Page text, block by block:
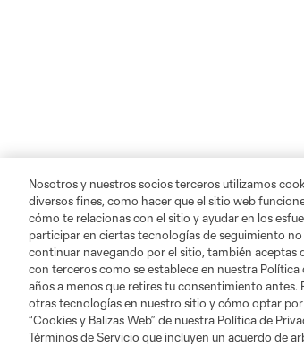
Nosotros y nuestros socios terceros utilizamos
diversos fines, como hacer que el sitio web
cómo te relacionas con el sitio y ayudar en los
participar en ciertas tecnologías de seguimiento
continuar navegando por el sitio, también aceptas
con terceros como se establece en nuestra
años a menos que retires tu consentimiento
otras tecnologías en nuestro sitio y cómo optar
“Cookies y Balizas Web” de nuestra Política de
Términos de Servicio que incluyen un acuerdo de